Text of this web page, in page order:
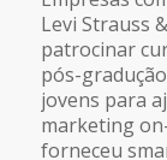
Levi Strauss
patrocinar
pós-
jovens para
marketing
forneceu